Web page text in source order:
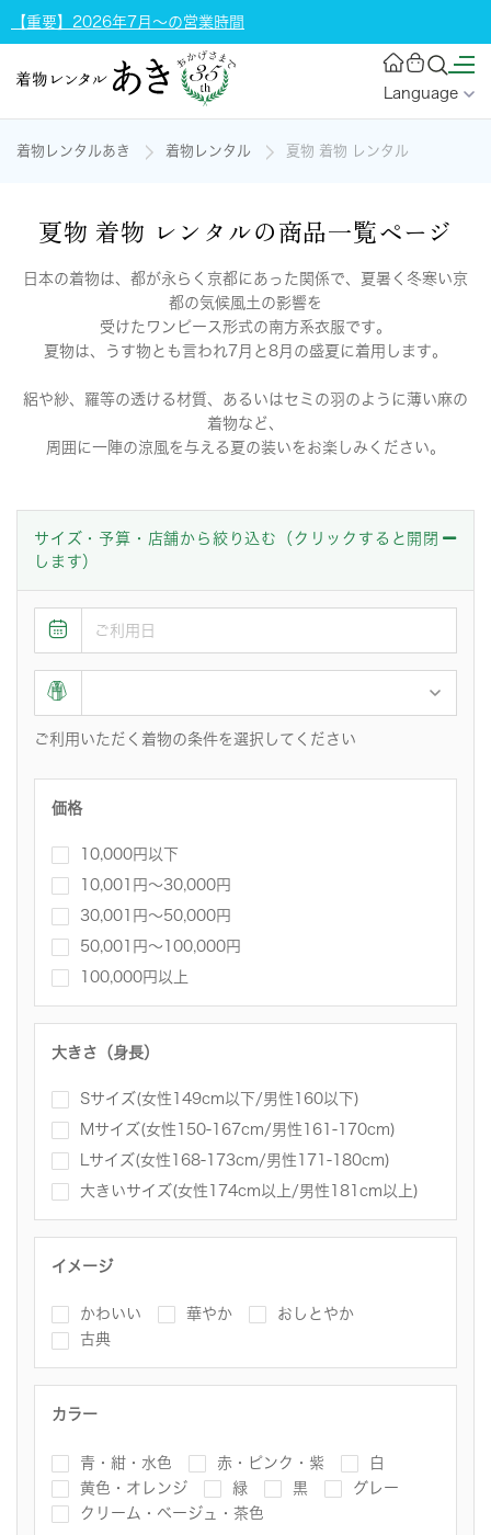
【重要】2026年7月～の営業時間
Language
着物レンタルあき 着物レンタル 夏物 着物 レンタル
夏物 着物 レンタルの商品一覧ページ
日本の着物は、都が永らく京都にあった関係で、夏暑く冬寒い京
都の気候風土の影響を
受けたワンピース形式の南方系衣服です。
夏物は、うす物とも言われ7月と8月の盛夏に着用します。
絽や紗、羅等の透ける材質、あるいはセミの羽のように薄い麻の
着物など、
周囲に一陣の涼風を与える夏の装いをお楽しみください。
サイズ・予算・店舗から絞り込む（クリックすると開閉
します）
ご利用いただく着物の条件を選択してください
価格
10,000円以下
10,001円〜30,000円
30,001円～50,000円
50,001円～100,000円
100,000円以上
大きさ（身長）
Sサイズ(女性149cm以下/男性160以下)
Mサイズ(女性150-167cm/男性161-170cm)
Lサイズ(女性168-173cm/男性171-180cm)
大きいサイズ(女性174cm以上/男性181cm以上)
イメージ
かわいい 華やか
おしとやか
古典
カラー
青・紺・水色 赤・ピンク・紫
白
黄色・オレンジ
緑 黒
グレー
クリーム・ベージュ・茶色